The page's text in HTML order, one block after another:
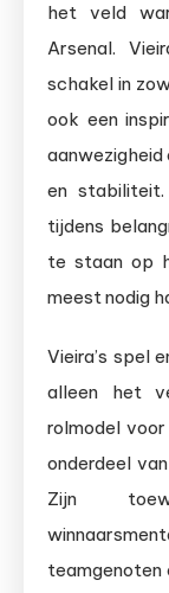
het veld
Arsenal.
schakel in
ook een
en
tijdens
te staan op
meest nodig
Vieira’s spel
alleen het
rolmodel
onderdeel
Zijn
teamgenoten